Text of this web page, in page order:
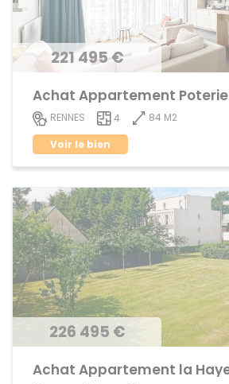
221 495 €
Achat Appartement Poterie
RENNES 4
84 M2
Voir le bien
226 495 €